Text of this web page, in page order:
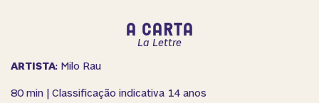
A CARTA
La Lettre
ARTISTA: Milo Rau
80 min | Classificação indicativa 14 anos